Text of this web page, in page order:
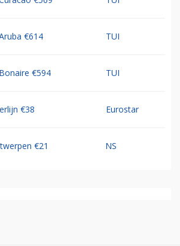
€614 TUI
€594 TUI
€38 Eurostar
€21 NS